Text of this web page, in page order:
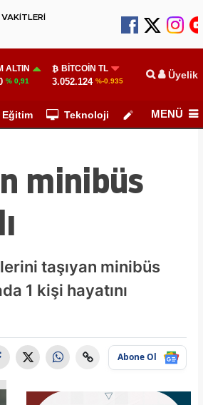
ALTIN
% 0,91
BITCOIN TL
3.052.124 %-0.935 Üyelik
Eğitim Teknoloji Köşe Yazarları
MENÜ
minibüs
taşıyan minibüs
1 kişi hayatını
Abone Ol